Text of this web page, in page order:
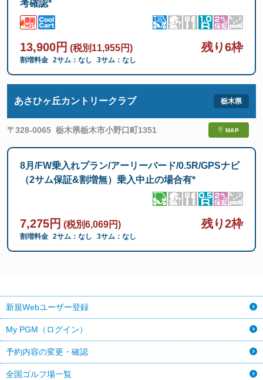
考確認*
13,900円 (税別11,955円) 残り6枠
割増料金 2サム：なし 3サム：なし
あさひヶ丘カントリークラブ
〒328-0065 栃木県栃木市小野口町1351 MAP
8月/FW乗入れプラン/アーリーバード/0.5R/GPSナビ
（2サム保証&割増無）乗入中止の場合有*
7,275円 (税別6,069円) 残り2枠
割増料金 2サム：なし 3サム：なし
新規Webユーザー登録
My PGM（ログイン）
予約内容の変更・確認
全国ゴルフ場一覧